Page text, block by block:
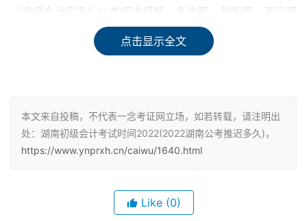
《初级会计实务》：单项选择题、多选题、判断题、不定项
点击显示全文
本文来自投稿，不代表一念考证网立场，如若转载，请注明出
处：湖南初级会计考试时间2022(2022湖南公考推迟多久)，
https://www.ynprxh.cn/caiwu/1640.html
Like (0)